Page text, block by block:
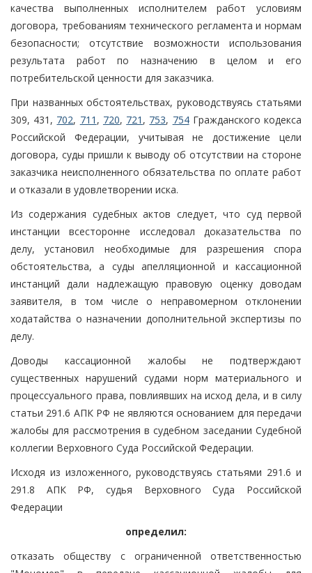
качества выполненных исполнителем работ условиям
договора, требованиям технического регламента и нормам
безопасности; отсутствие возможности использования
результата работ по назначению в целом и его
потребительской ценности для заказчика.
При названных обстоятельствах, руководствуясь статьями
309, 431, 702, 711 , 720, 721 , 753, 754Гражданского кодекса
Российской Федерации, учитывая не достижение цели
договора, суды пришли к выводу об отсутствии на стороне
заказчика неисполненного обязательства по оплате работ
и отказали в удовлетворении иска.
Из содержания судебных актов следует, что суд первой
инстанции всесторонне исследовал доказательства по
делу, установил необходимые для разрешения спора
обстоятельства, а суды апелляционной и кассационной
инстанций дали надлежащую правовую оценку доводам
заявителя, в том числе о неправомерном отклонении
ходатайства о назначении дополнительной экспертизы по
делу.
Доводы кассационной жалобы не подтверждают
существенных нарушений судами норм материального и
процессуального права, повлиявших на исход дела, и в силу
статьи 291.6 АПК РФ не являются основанием для передачи
жалобы для рассмотрения в судебном заседании Судебной
коллегии Верховного Суда Российской Федерации.
Исходя из изложенного, руководствуясь статьями 291.6 и
291.8 АПК РФ, судья Верховного Суда Российской
Федерации
определил:
отказать обществу с ограниченной ответственностью